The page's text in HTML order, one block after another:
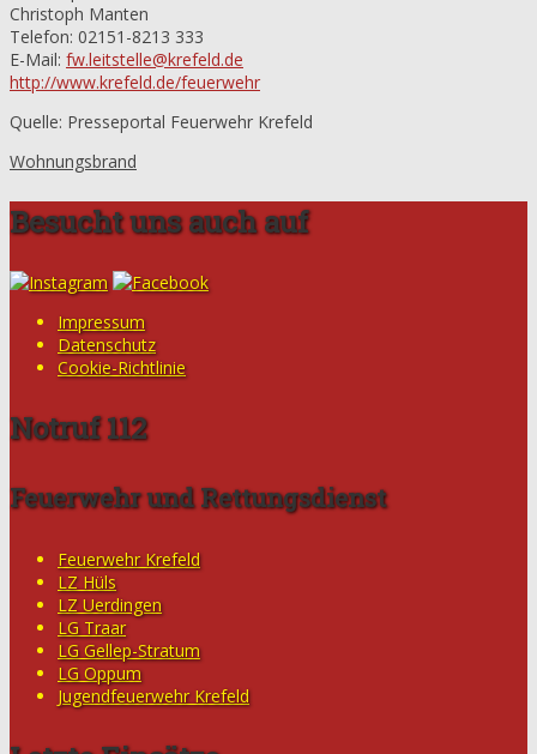
Christoph Manten
Telefon: 02151-8213 333
E-Mail: fw.leitstelle@krefeld.de
http://www.krefeld.de/feuerwehr
Quelle: Presseportal Feuerwehr Krefeld
Wohnungsbrand
Besucht uns auch auf
Impressum
Datenschutz
Cookie-Richtlinie
Notruf 112
Feuerwehr und Rettungsdienst
Feuerwehr Krefeld
LZ Hüls
LZ Uerdingen
LG Traar
LG Gellep-Stratum
LG Oppum
Jugendfeuerwehr Krefeld